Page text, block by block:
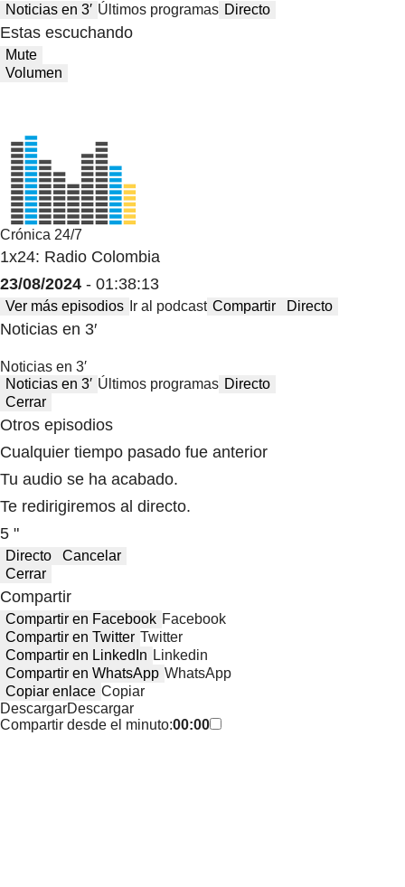
Noticias en 3′ Últimos programas Directo
Estas escuchando
Mute
Volumen
Crónica 24/7
1x24: Radio Colombia
23/08/2024 - 01:38:13
Ver más episodios Ir al podcast Compartir Directo
Noticias en 3′
Noticias en 3′
Noticias en 3′ Últimos programas Directo
Cerrar
Otros episodios
Cualquier tiempo pasado fue anterior
Tu audio se ha acabado.
Te redirigiremos al directo.
5 "
Directo
Cancelar
Cerrar
Compartir
Compartir en Facebook Facebook
Compartir en Twitter Twitter
Compartir en LinkedIn Linkedin
Compartir en WhatsApp WhatsApp
Copiar enlace Copiar
DescargarDescargar
Compartir desde el minuto:00:00